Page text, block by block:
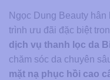
Ngọc Dung Beauty
trình ưu đãi đặc biệt
dịch vụ thanh lọc da
chăm sóc da chuyên
mặt nạ phục hồi cao